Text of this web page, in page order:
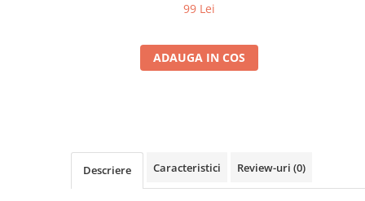
99 Lei
ADAUGA IN COS
Descriere Caracteristici Review-uri (0)